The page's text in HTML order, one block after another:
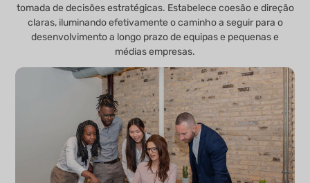
tomada de decisões estratégicas. Estabelece coesão e direção
claras, iluminando efetivamente o caminho a seguir para o
desenvolvimento a longo prazo de equipas e pequenas e
médias empresas.